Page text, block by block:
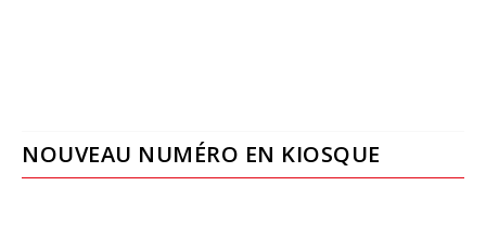
NOUVEAU NUMÉRO EN KIOSQUE